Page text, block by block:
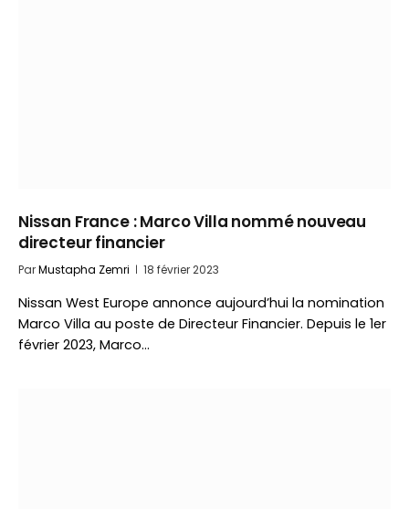
Nissan France : Marco Villa nommé nouveau
directeur financier
ParMustapha Zemri 18 février 2023
Nissan West Europe annonce aujourd’hui la nomination
Marco Villa au poste de Directeur Financier. Depuis le 1er
février 2023, Marco…